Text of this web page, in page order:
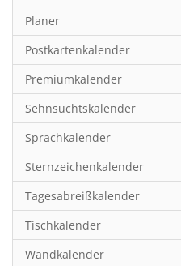
Humor & Cartoon
Inspiration & Entspannung
Inspiration & Spiritualität
Kinderkalender
Kunst
Länder & Städte
Landschaft & Natur
Lifestyle
Literatur
Planer
Postkartenkalender
Premiumkalender
Sehnsuchtskalender
Sprachkalender
Sternzeichenkalender
Tagesabreißkalender
Tischkalender
Wandkalender